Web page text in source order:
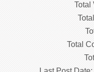
Total
Total